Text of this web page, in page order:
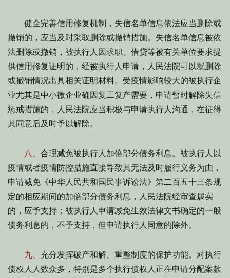
健全完善信用修复机制，失信名单信息依法应当删除或
撤销的，应当及时采取删除或撤销措施。失信名单信息被依
法删除或撤销，被执行人因求职、借贷等被有关单位要求提
供信用修复证明的，经被执行人申请，人民法院可以就删除
或撤销情况出具相关证明材料。受疫情影响较大的被执行企
业尤其是中小微企业确因复工复产需要，申请暂时解除失信
惩戒措施的，人民法院应当积极与申请执行人沟通，在征得
其同意后及时予以解除。
八、 合理减免被执行人加倍部分债务利息。被执行人以
疫情或者疫情防控措施直接导致其无法及时履行义务为由，
申请减免《中华人民共和国民事诉讼法》第二百五十三条规
定的相应期间的加倍部分债务利息，人民法院经审查属实
的，应予支持；被执行人申请减免生效法律文书确定的一般
债务利息的，不予支持，但申请执行人同意的除外。
九、 充分发挥破产和解、重整制度的保护功能。对执行
债权人人数众多，特别是多个执行债权人正在申请分配案款